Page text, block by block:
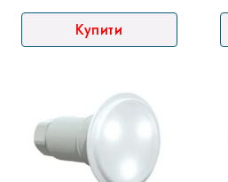
Купити